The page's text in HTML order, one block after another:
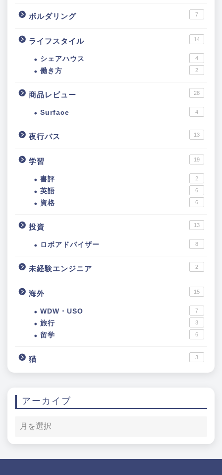
ボルダリング 7
ライフスタイル 14
シェアハウス 4
働き方 2
商品レビュー 28
Surface 4
夜行バス 13
学習 19
書評 2
英語 6
資格 6
投資 13
ロボアドバイザー 8
未経験エンジニア 2
海外 15
WDW・USO 7
旅行 3
留学 6
猫 3
アーカイブ